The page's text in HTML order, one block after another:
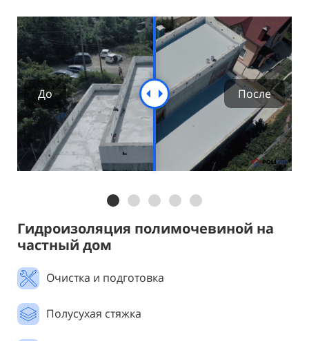
Гидроизоляция полимочевиной на
частный дом
Очистка и подготовка
Полусухая стяжка